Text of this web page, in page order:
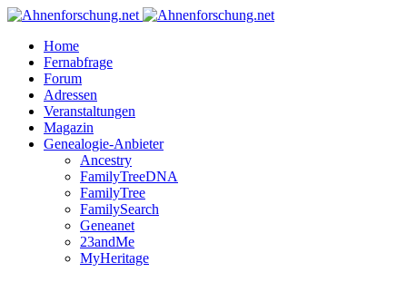
Home
Fernabfrage
Forum
Adressen
Veranstaltungen
Magazin
Genealogie-Anbieter
Ancestry
FamilyTreeDNA
FamilyTree
FamilySearch
Geneanet
23andMe
MyHeritage